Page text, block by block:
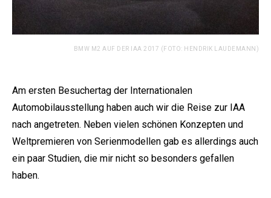
BMW M2 AUF DER IAA 2017 (FOTO: HENDRIK LAUDEMANN)
Am ersten Besuchertag der Internationalen
Automobilausstellung haben auch wir die Reise zur IAA
nach angetreten. Neben vielen schönen Konzepten und
Weltpremieren von Serienmodellen gab es allerdings auch
ein paar Studien, die mir nicht so besonders gefallen
haben.